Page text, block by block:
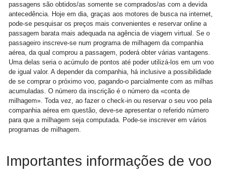
passagens são obtidos/as somente se comprados/as com a devida
antecedência. Hoje em dia, graças aos motores de busca na internet,
pode-se pesquisar os preços mais convenientes e reservar online a
passagem barata mais adequada na agência de viagem virtual. Se o
passageiro inscreve-se num programa de milhagem da companhia
aérea, da qual comprou a passagem, poderá obter várias vantagens.
Uma delas seria o acúmulo de pontos até poder utilizá-los em um voo
de igual valor. A depender da companhia, há inclusive a possibilidade
de se comprar o próximo voo, pagando-o parcialmente com as milhas
acumuladas. O número da inscrição é o número da «conta de
milhagem». Toda vez, ao fazer o check-in ou reservar o seu voo pela
companhia aérea em questão, deve-se apresentar o referido número
para que a milhagem seja computada. Pode-se inscrever em vários
programas de milhagem.
Importantes informações de voo